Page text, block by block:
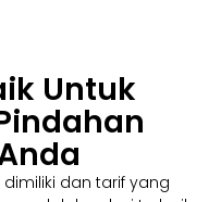
Untuk
dan tarif yang